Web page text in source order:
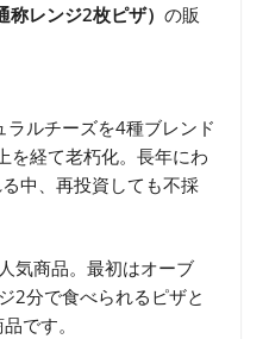
レンジ2枚ピザ） の販
ルチーズを4種ブレンド
を経て老朽化。長年にわ
中、再投資しても不採
気商品。最初はオーブ
2分で食べられるピザと
です。